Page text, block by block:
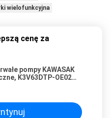
wielofunkcyjna
cenę za
pompy KAWASAK
K3V63DTP-OE02